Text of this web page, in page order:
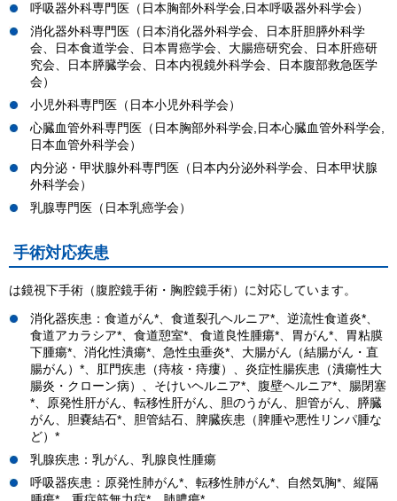
呼吸器外科専門医（日本胸部外科学会,日本呼吸器外科学会）
消化器外科専門医（日本消化器外科学会、日本肝胆膵外科学
会、日本食道学会、日本胃癌学会、大腸癌研究会、日本肝癌研
究会、日本膵臓学会、日本内視鏡外科学会、日本腹部救急医学
会）
小児外科専門医（日本小児外科学会）
心臓血管外科専門医（日本胸部外科学会,日本心臓血管外科学会,
日本血管外科学会）
内分泌・甲状腺外科専門医（日本内分泌外科学会、日本甲状腺
外科学会）
乳腺専門医（日本乳癌学会）
手術対応疾患
は鏡視下手術（腹腔鏡手術・胸腔鏡手術）に対応しています。
消化器疾患：食道がん*、食道裂孔ヘルニア*、逆流性食道炎*、
食道アカラシア*、食道憩室*、食道良性腫瘍*、胃がん*、胃粘膜
下腫瘍*、消化性潰瘍*、急性虫垂炎*、大腸がん（結腸がん・直
腸がん）*、肛門疾患（痔核・痔瘻）、炎症性腸疾患（潰瘍性大
腸炎・クローン病）、そけいヘルニア*、腹壁ヘルニア*、腸閉塞
*、原発性肝がん、転移性肝がん、胆のうがん、胆管がん、膵臓
がん、胆嚢結石*、胆管結石、脾臓疾患（脾腫や悪性リンパ腫な
ど）*
乳腺疾患：乳がん、乳腺良性腫瘍
呼吸器疾患：原発性肺がん*、転移性肺がん*、自然気胸*、縦隔